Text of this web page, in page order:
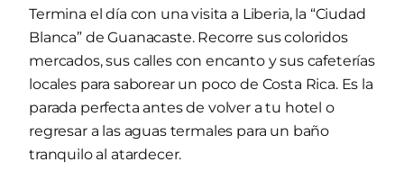
Termina el día con una visita a Liberia, la “Ciudad
Blanca” de Guanacaste. Recorre sus coloridos
mercados, sus calles con encanto y sus cafeterías
locales para saborear un poco de Costa Rica. Es la
parada perfecta antes de volver a tu hotel o
regresar a las aguas termales para un baño
tranquilo al atardecer.